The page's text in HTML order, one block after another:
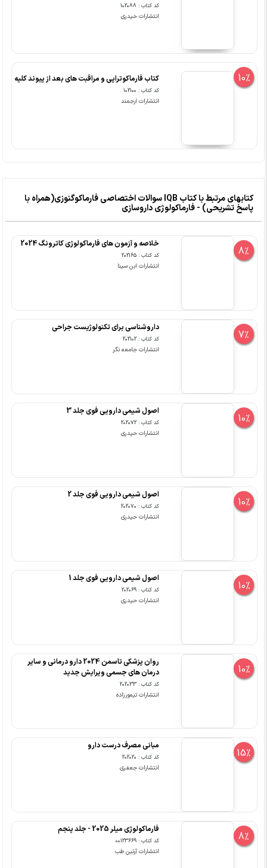
کد کتاب : 102088
انتشارات حیدری
10% کتاب فارماکوتراپی و مراقبت های بعد از پیوند کلیه
کد کتاب : 102100
انتشارات ارجمند
کتابهای مرتبط با کتاب IQB سوالات اختصاصی فارماکوگنوزی(همراه با
پاسخ تشریحی) - فارماکولوژی داروسازی
8%
خلاصه و آزمون های فارماکولوژی کاترونگ 2024
کد کتاب : 202165
انتشارات ابن سینا
7%
داروشناسی برای تکنولوژیست جراحی
کد کتاب : 202102
انتشارات جامعه نگر
10%
اصول شیمی دارویی فوی جلد 3
کد کتاب : 202072
انتشارات حیدری
10%
اصول شیمی دارویی فوی جلد 2
کد کتاب : 202070
انتشارات حیدری
10%
اصول شیمی دارویی فوی جلد 1
کد کتاب : 202069
انتشارات حیدری
10%
روان پزشکی تاسمن 2024 دارو درمانی و سایر
درمان های جسمی ویرایش جدید
کد کتاب : 202033
انتشارات تیمورزاده
15%
مبانی مصرف درست دارو
کد کتاب : 202020
انتشارات جعفری
8%
فارماکولوژی میلر 2025 - جلد پنجم
کد کتاب : 00123669
انتشارات آرتین طب